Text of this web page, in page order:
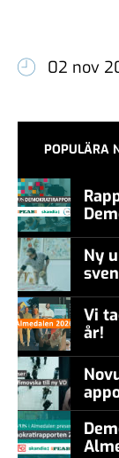
02 nov
POPULÄRA
Ny
Vi
år!
new